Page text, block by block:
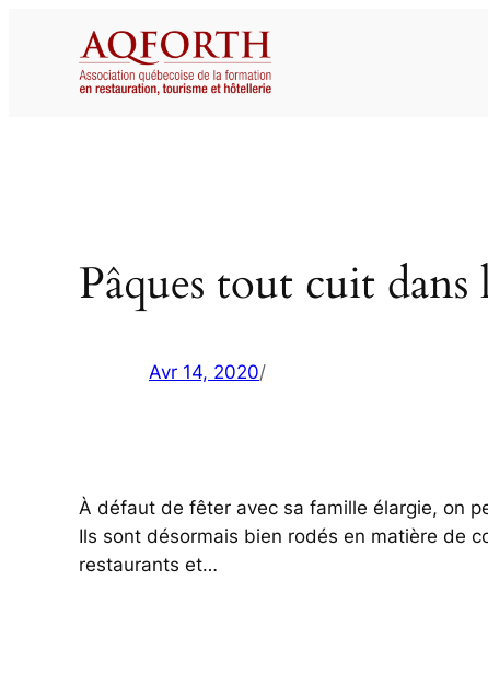
Pâques tout cuit dans
Avr 14, 2020/
À défaut de fêter avec sa famille élargie, on
Ils sont désormais bien rodés en matière de
restaurants et…